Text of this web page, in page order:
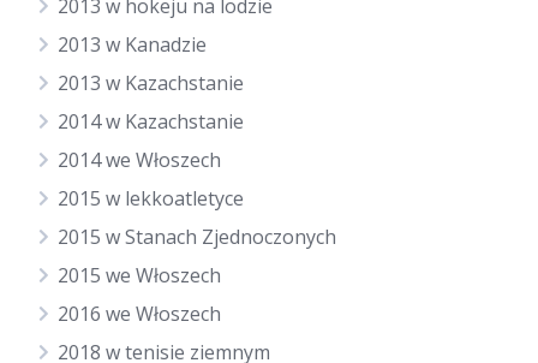
2013 w hokeju na lodzie
2013 w Kanadzie
2013 w Kazachstanie
2014 w Kazachstanie
2014 we Włoszech
2015 w lekkoatletyce
2015 w Stanach Zjednoczonych
2015 we Włoszech
2016 we Włoszech
2018 w tenisie ziemnym